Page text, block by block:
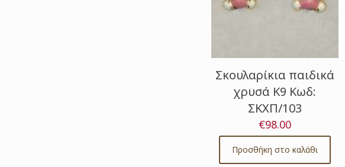
Σκουλαρίκια παιδικά
χρυσά Κ9 Κωδ:
ΣΚΧΠ/103
€98.00
Προσθήκη στο καλάθι